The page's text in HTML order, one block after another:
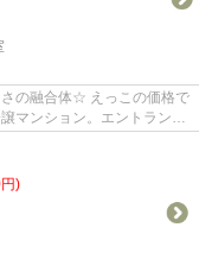
の融合体☆ えっこの価格で
マンション。エントランス
)